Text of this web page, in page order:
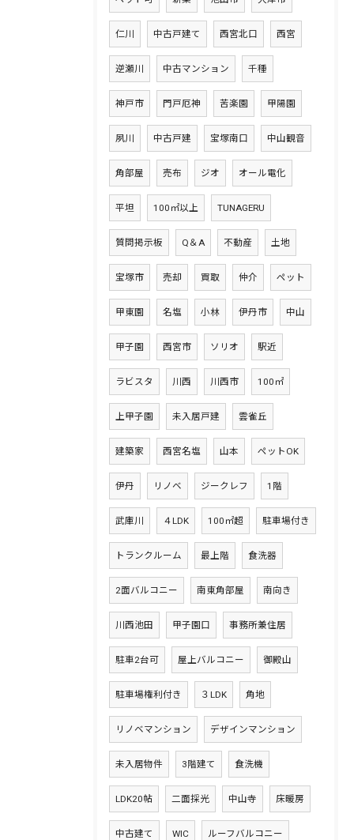
仁川 中古戸建て 西宮北口 西宮
逆瀬川 中古マンション 千種
神戸市 門戸厄神 苦楽園 甲陽園
夙川 中古戸建 宝塚南口 中山観音
角部屋 売布 ジオ オール電化
平坦 100㎡以上 TUNAGERU
質問掲示板 Q＆A 不動産 土地
宝塚市 売却 買取 仲介 ペット
甲東園 名塩 小林 伊丹市 中山
甲子園 西宮市 ソリオ 駅近
ラビスタ 川西 川西市 100㎡
上甲子園 未入居戸建 雲雀丘
建築家 西宮名塩 山本 ペットOK
伊丹 リノベ ジークレフ 1階
武庫川 ４LDK 100㎡超 駐車場付き
トランクルーム 最上階 食洗器
2面バルコニー 南東角部屋 南向き
川西池田 甲子園口 事務所兼住居
駐車2台可 屋上バルコニー 御殿山
駐車場権利付き ３LDK 角地
リノベマンション デザインマンション
未入居物件 3階建て 食洗機
LDK20帖 二面採光 中山寺 床暖房
中古建て WIC ルーフバルコニー